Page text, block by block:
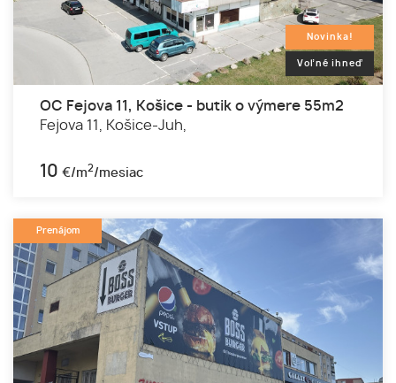
Novinka!
Voľné ihneď
OC Fejova 11, Košice - butik o výmere 55m2
Fejova 11,
Košice-Juh,
10 €/m2/mesiac
Prenájom